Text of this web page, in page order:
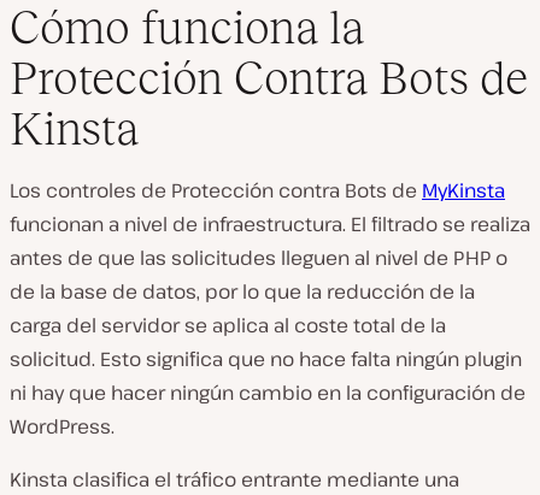
Cómo funciona la
Protección Contra Bots de
Kinsta
Los controles de Protección contra Bots de MyKinsta
funcionan a nivel de infraestructura. El filtrado se realiza
antes de que las solicitudes lleguen al nivel de PHP o
de la base de datos, por lo que la reducción de la
carga del servidor se aplica al coste total de la
solicitud. Esto significa que no hace falta ningún plugin
ni hay que hacer ningún cambio en la configuración de
WordPress.
Kinsta clasifica el tráfico entrante mediante una